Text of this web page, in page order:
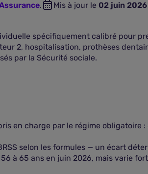
. Mis à jour le 02 juin 2026
spécifiquement calibré pour
2, hospitalisation, prothèses
par la Sécurité sociale.
en charge par le régime obligatoire
selon les formules — un écart
à 65 ans en juin 2026, mais varie